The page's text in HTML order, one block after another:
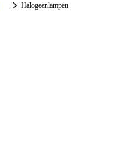
Halogeenlampen